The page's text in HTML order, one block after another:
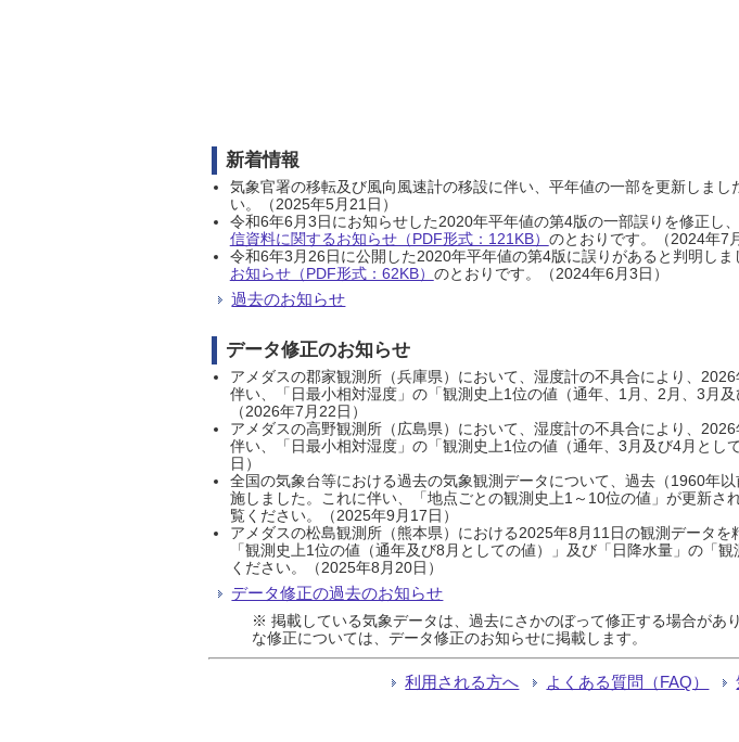
新着情報
気象官署の移転及び風向風速計の移設に伴い、平年値の一部を更新しまし
い。（2025年5月21日）
令和6年6月3日にお知らせした2020年平年値の第4版の一部誤りを修正し
信資料に関するお知らせ（PDF形式：121KB） のとおりです。（2024年7
令和6年3月26日に公開した2020年平年値の第4版に誤りがあると判明し
お知らせ（PDF形式：62KB） のとおりです。（2024年6月3日）
過去のお知らせ
データ修正のお知らせ
アメダスの郡家観測所（兵庫県）において、湿度計の不具合により、
伴い、「日最小相対湿度」の「観測史上1位の値（通年、1月、2月、3月
（2026年7月22日）
アメダスの高野観測所（広島県）において、湿度計の不具合により、
伴い、「日最小相対湿度」の「観測史上1位の値（通年、3月及び4月と
日）
全国の気象台等における過去の気象観測データについて、過去（1960年
施しました。これに伴い、「地点ごとの観測史上1～10位の値」が更新さ
覧ください。（2025年9月17日）
アメダスの松島観測所（熊本県）における2025年8月11日の観測データ
「観測史上1位の値（通年及び8月としての値）」及び「日降水量」の「
ください。（2025年8月20日）
データ修正の過去のお知らせ
※ 掲載している気象データは、過去にさかのぼって修正する場合があ
な修正については、データ修正のお知らせに掲載します。
利用される方へ よくある質問（FAQ）